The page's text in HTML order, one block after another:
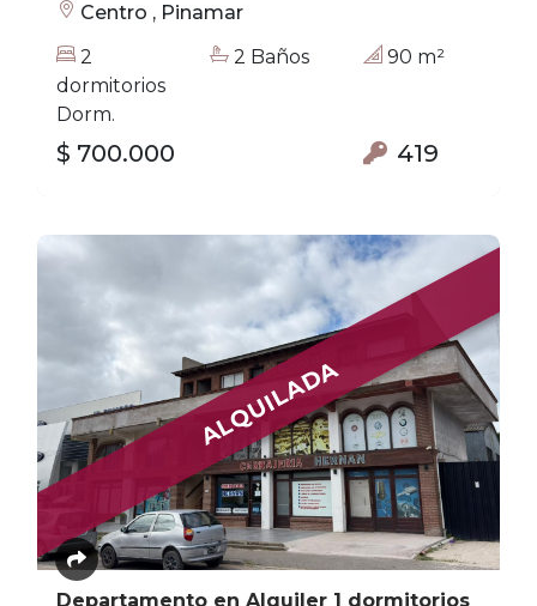
Centro , Pinamar
2
dormitorios
Dorm.
2 Baños 90 m²
$ 700.000 419
ALQUILADA
Departamento en Alquiler 1 dormitorios